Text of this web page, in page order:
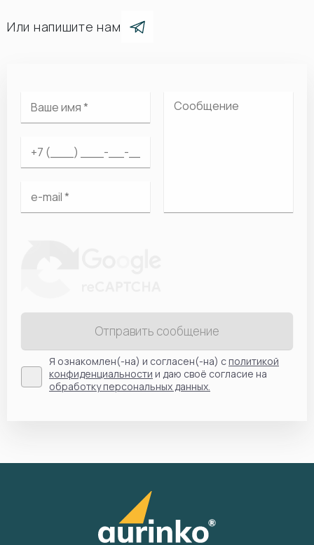
Или напишите нам
Отправить сообщение
Я ознакомлен(-на) и согласен(-на) сполитикой
конфиденциальности и даю своё согласие на
обработку персональных данных.